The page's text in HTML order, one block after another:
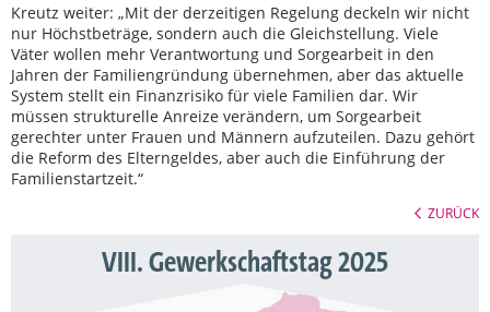
Kreutz weiter: „Mit der derzeitigen Regelung deckeln wir nicht
nur Höchstbeträge, sondern auch die Gleichstellung. Viele
Väter wollen mehr Verantwortung und Sorgearbeit in den
Jahren der Familiengründung übernehmen, aber das aktuelle
System stellt ein Finanzrisiko für viele Familien dar. Wir
müssen strukturelle Anreize verändern, um Sorgearbeit
gerechter unter Frauen und Männern aufzuteilen. Dazu gehört
die Reform des Elterngeldes, aber auch die Einführung der
Familienstartzeit.“
ZURÜCK
VIII. Gewerkschaftstag 2025